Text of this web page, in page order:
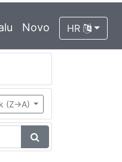
Novo HR
(Z->A)